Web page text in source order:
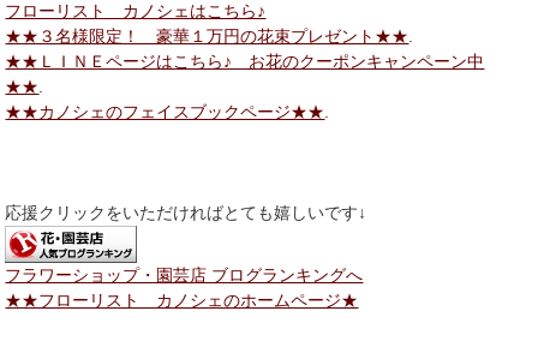
フローリスト カノシェはこちら♪
★★３名様限定！ 豪華１万円の花束プレゼント★★
★★ＬＩＮＥページはこちら♪ お花のクーポンキャンペーン中
★★
★★カノシェのフェイスブックページ★★
応援クリックをいただければとても嬉しいです↓
フラワーショップ・園芸店 ブログランキングへ
★★フローリスト カノシェのホームページ★